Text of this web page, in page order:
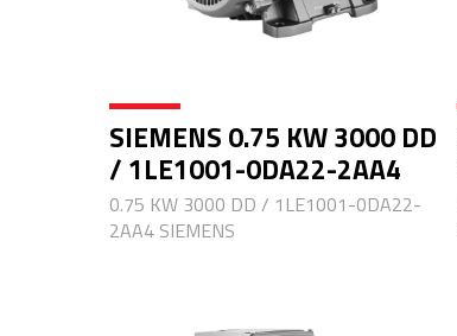
SIEMENS 0.75 KW 3000 DD
/ 1LE1001-0DA22-2AA4
0.75 KW 3000 DD / 1LE1001-0DA22-
2AA4 SIEMENS